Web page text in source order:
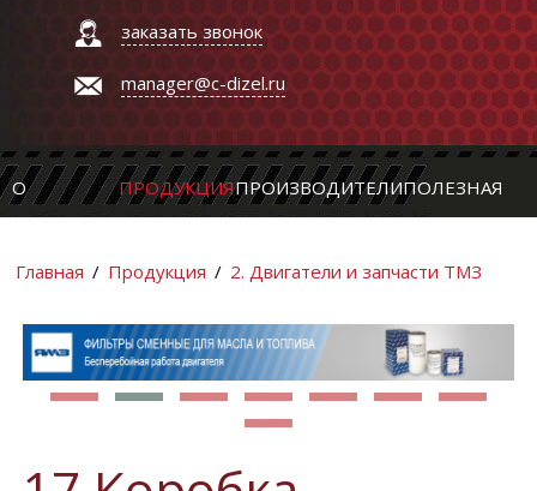
заказать звонок
manager@c-dizel.ru
О ПРОДУКЦИЯПРОИЗВОДИТЕЛИПОЛЕЗНАЯ
Главная / Продукция / 2. Двигатели и запчасти ТМЗ